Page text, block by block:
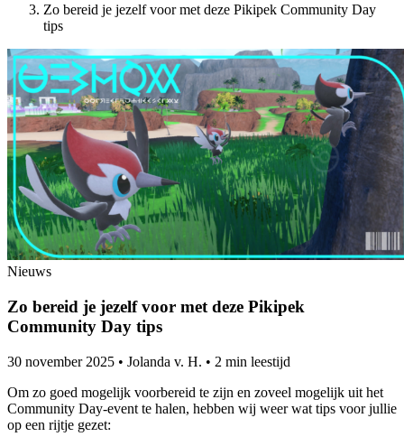
Zo bereid je jezelf voor met deze Pikipek Community Day
tips
Nieuws
Zo bereid je jezelf voor met deze Pikipek
Community Day tips
30 november 2025 • Jolanda v. H. • 2 min leestijd
Om zo goed mogelijk voorbereid te zijn en zoveel mogelijk uit het
Community Day-event te halen, hebben wij weer wat tips voor jullie
op een rijtje gezet: